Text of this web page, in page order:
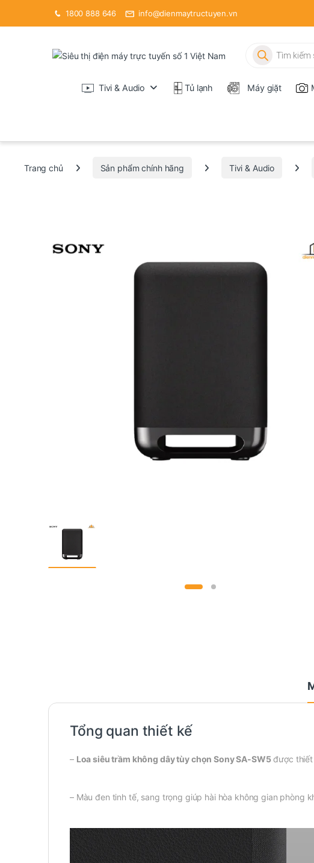
1800 888 646 info@dienmaytructuyen.vn
Tìm kiếm sản
Tivi & Audio Tủ lạnh Máy giặt
Trang chủ Sản phẩm chính hãng Tivi & Audio
Tổng quan thiết kế
– Loa siêu trầm không dây tùy chọn Sony SA-SW5được thiết
– Màu đen tinh tế, sang trọng giúp hài hòa không gian phòng